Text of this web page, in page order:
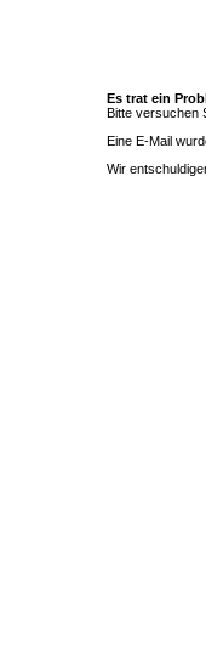
Es trat ein
Bitte versuchen
Eine E-Mail
Wir